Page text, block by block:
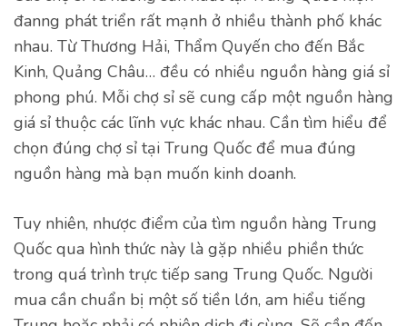
đanng phát triển rất mạnh ở nhiều thành phố khác
nhau. Từ Thương Hải, Thẩm Quyến cho đến Bắc
Kinh, Quảng Châu… đều có nhiều nguồn hàng giá sỉ
phong phú. Mỗi chợ sỉ sẽ cung cấp một nguồn hàng
giá sỉ thuộc các lĩnh vực khác nhau. Cần tìm hiểu để
chọn đúng chợ sỉ tại Trung Quốc để mua đúng
nguồn hàng mà bạn muốn kinh doanh.
Tuy nhiên, nhược điểm của tìm nguồn hàng Trung
Quốc qua hình thức này là gặp nhiều phiền thức
trong quá trình trực tiếp sang Trung Quốc. Người
mua cần chuẩn bị một số tiền lớn, am hiểu tiếng